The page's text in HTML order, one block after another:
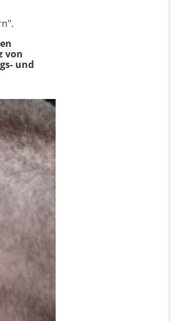
von
und